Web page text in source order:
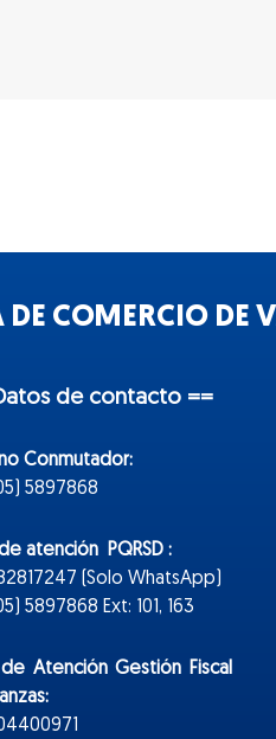
COMERCIO DE
de contacto ==
Conmutador:
5897868
atención PQRSD :
(Solo WhatsApp)
5897868 Ext: 101, 163
de Atención Gestión Fiscal